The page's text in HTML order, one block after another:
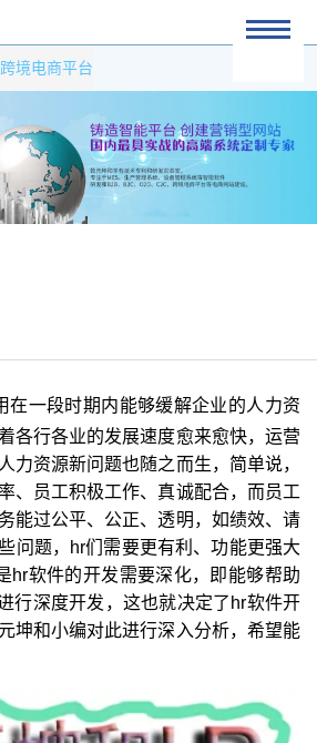
跨境电商平台
在一段时期内能够缓解企业的人力资
各行各业的发展速度愈来愈快，运营
力资源新问题也随之而生，简单说，
、员工积极工作、真诚配合，而员工
能过公平、公正、透明，如绩效、请
问题，hr们需要更有利、功能更强大
hr软件的开发需要深化，即能够帮助
行深度开发，这也就决定了hr软件开
坤和小编对此进行深入分析，希望能